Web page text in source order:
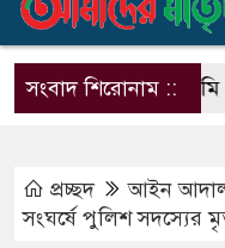
সংবাদ শিরোনাম ::
মামলার আসামি ও
প্রচ্ছদ
আইন
সংঘর্ষে পুলিশ সদস্যের